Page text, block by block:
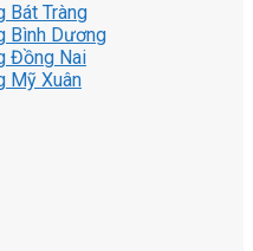
Bát Tràng
Bình Dương
Đồng Nai
Mỹ Xuân